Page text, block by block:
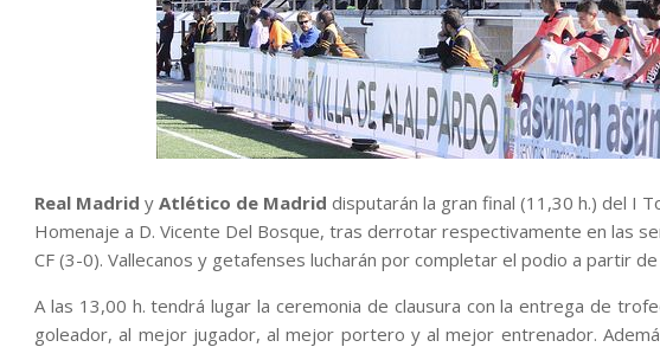
Real Madrid y Atlético de Madrid disputarán la gran final (11,30 h.) del I
Homenaje a D. Vicente Del Bosque, tras derrotar respectivamente en las
CF (3-0). Vallecanos y getafenses lucharán por completar el podio a partir
A las 13,00 h. tendrá lugar la ceremonia de clausura con la entrega de
goleador, al mejor jugador, al mejor portero y al mejor entrenador.